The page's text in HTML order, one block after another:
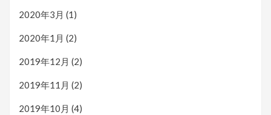
2020年3月 (1)
2020年1月 (2)
2019年12月 (2)
2019年11月 (2)
2019年10月 (4)